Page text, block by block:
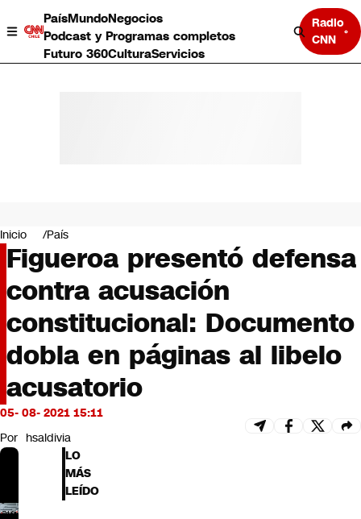
PaísMundoNegocios
Podcast y Programas completos
Futuro 360CulturaServicios
Radio
CNN
Negocios
Deportes
Programas completos
Cultura
Servicios
Bits
CNN tiempo
Opinión
Inicio País
Figueroa presentó defensa
contra acusación
constitucional: Documento
dobla en páginas al libelo
acusatorio
05- 08- 2021 15:11
Por hsaldivia
LO
MÁS
LEÍDO